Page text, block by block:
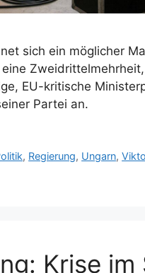
sich ein möglicher
EU-kritische
Partei an.
, Regierung, Ungarn,
Krise im